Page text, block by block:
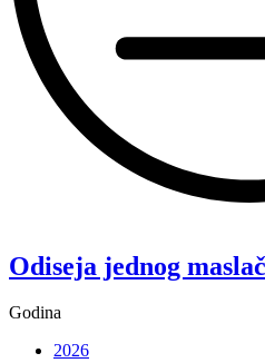
Odiseja jednog
Godina
2026